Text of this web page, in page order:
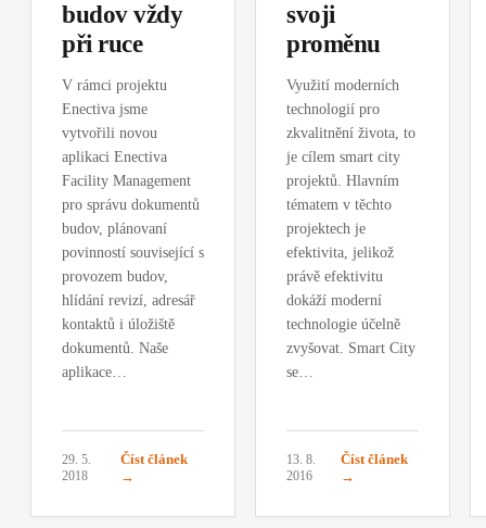
budov vždy
při ruce
V rámci projektu
Enectiva jsme
vytvořili novou
aplikaci Enectiva
Facility Management
pro správu dokumentů
budov, plánovaní
povinností související s
provozem budov,
hlídání revizí, adresář
kontaktů i úložiště
dokumentů. Naše
aplikace…
29. 5.
2018
Číst článek
→
svoji
proměnu
Využití moderních
technologií pro
zkvalitnění života, to
je cílem smart city
projektů. Hlavním
tématem v těchto
projektech je
efektivita, jelikož
právě efektivitu
dokáží moderní
technologie účelně
zvyšovat. Smart City
se…
13. 8.
2016
Číst článek
→